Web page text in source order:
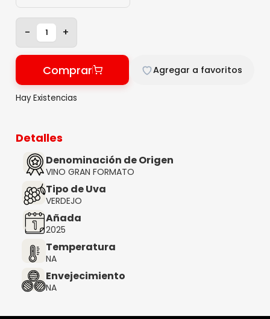
- +
Comprar Agregar a favoritos
Hay Existencias
Detalles
Denominación de Origen
VINO GRAN FORMATO
Tipo de Uva
VERDEJO
Añada
2025
Temperatura
NA
Envejecimiento
NA